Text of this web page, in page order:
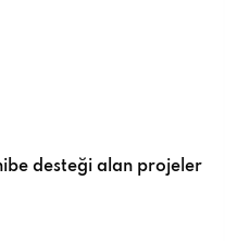
desteği alan projeler